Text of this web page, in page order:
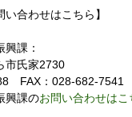
い合わせはこちら】
課：
市氏家2730
FAX：028-682-7541
興課のお問い合わせはこ